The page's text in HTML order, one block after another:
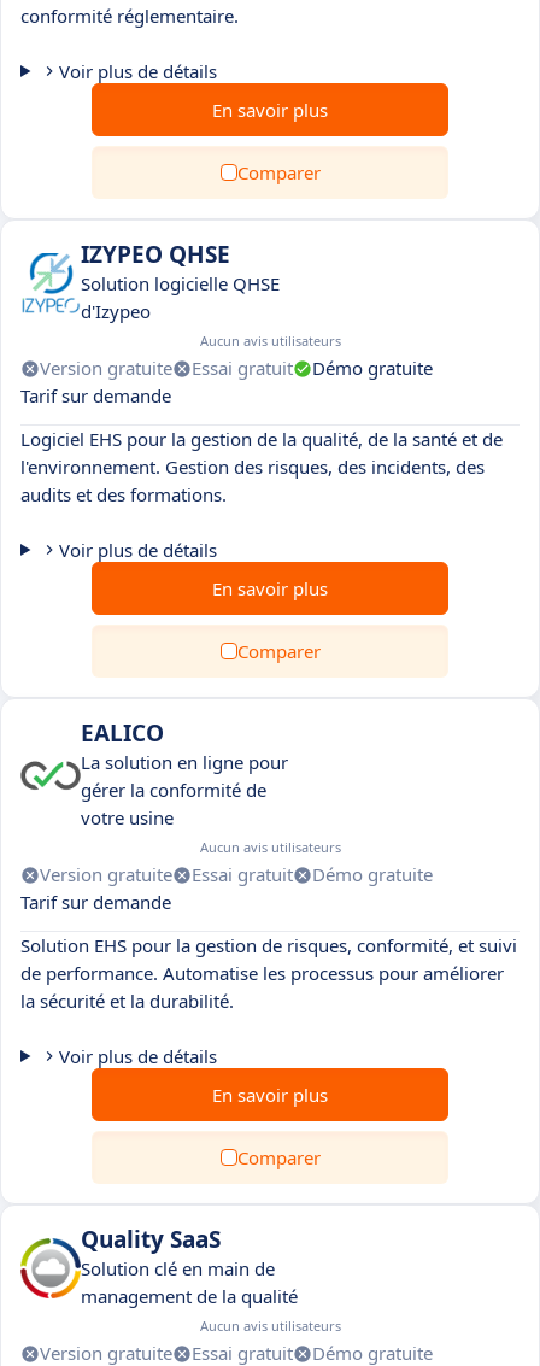
conformité réglementaire.
Voir plus de détails
En savoir plus
Comparer
IZYPEO QHSE
Solution logicielle QHSE
d'Izypeo
Aucun avis utilisateurs
Version gratuite Essai gratuit
Démo gratuite
Tarif sur demande
Logiciel EHS pour la gestion de la qualité, de la santé et de
l'environnement. Gestion des risques, des incidents, des
audits et des formations.
Voir plus de détails
En savoir plus
Comparer
EALICO
La solution en ligne pour
gérer la conformité de
votre usine
Aucun avis utilisateurs
Version gratuite Essai gratuit
Démo gratuite
Tarif sur demande
Solution EHS pour la gestion de risques, conformité, et suivi
de performance. Automatise les processus pour améliorer
la sécurité et la durabilité.
Voir plus de détails
En savoir plus
Comparer
Quality SaaS
Solution clé en main de
management de la qualité
Aucun avis utilisateurs
Version gratuite Essai gratuit
Démo gratuite